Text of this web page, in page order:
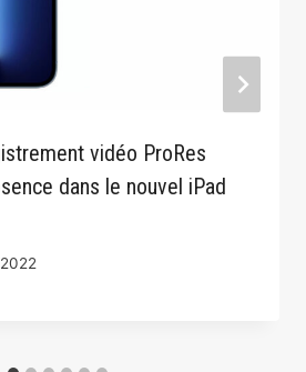
vidéo ProRes
dans le nouvel iPad